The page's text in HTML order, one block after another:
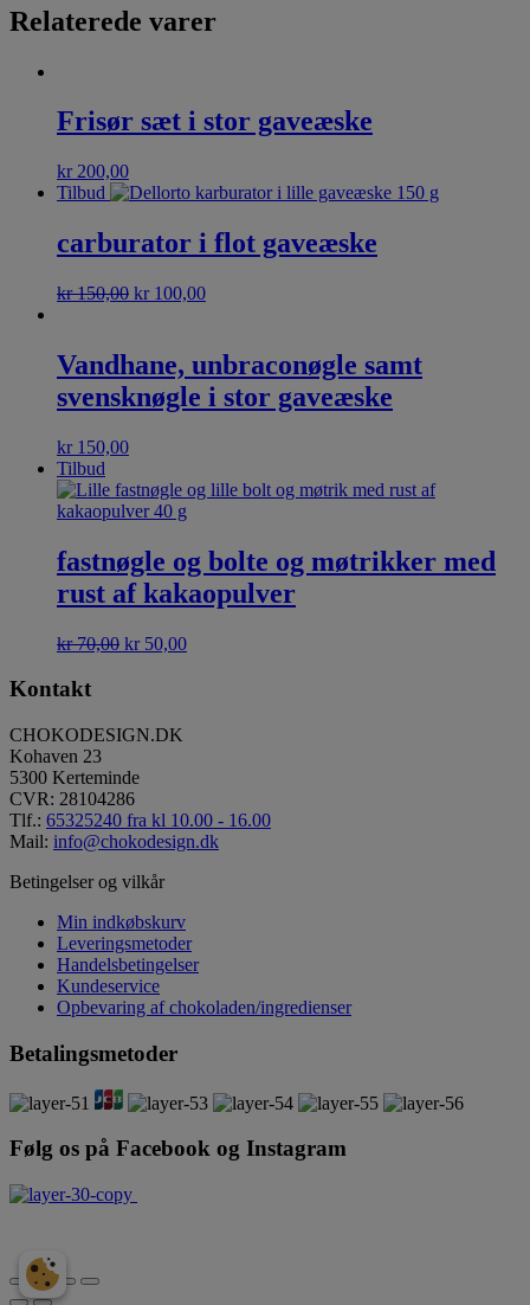
Relaterede varer
Frisør sæt i stor gaveæske
kr 200,00
Tilbud
carburator i flot gaveæske
kr150,00 kr 100,00
Vandhane, unbraconøgle samt
svensknøgle i stor gaveæske
kr 150,00
Tilbud
fastnøgle og bolte og møtrikker med
rust af kakaopulver
kr70,00 kr 50,00
Kontakt
CHOKODESIGN.DK
Kohaven 23
5300 Kerteminde
CVR: 28104286
Tlf.: 65325240 fra kl 10.00 - 16.00
Mail: info@chokodesign.dk
Betingelser og vilkår
Min indkøbskurv
Leveringsmetoder
Handelsbetingelser
Kundeservice
Opbevaring af chokoladen/ingredienser
Betalingsmetoder
Følg os på Facebook og Instagram